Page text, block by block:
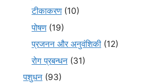
टीकाकरण(10)
पोषण(19)
प्रजनन और अनुवंशिकी (12)
रोग प्रबन्धन (31)
पशुधन (93)